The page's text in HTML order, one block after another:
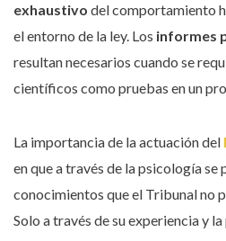
exhaustivo del comportamiento
el entorno de la ley. Los informes
resultan necesarios cuando se
científicos como pruebas en un
La importancia de la actuación del
en que a través de la psicología se
conocimientos que el Tribunal no
Solo a través de su experiencia y